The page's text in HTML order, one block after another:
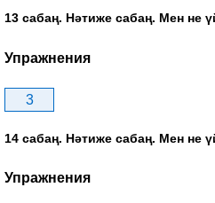
13 сабаң. Нәтиже сабаң. Мен не
Упражнения
3
14 сабаң. Нәтиже сабаң. Мен не
Упражнения